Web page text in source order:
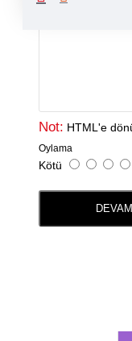
Not: HTML'e
Oylama
Kötü
DEVAM